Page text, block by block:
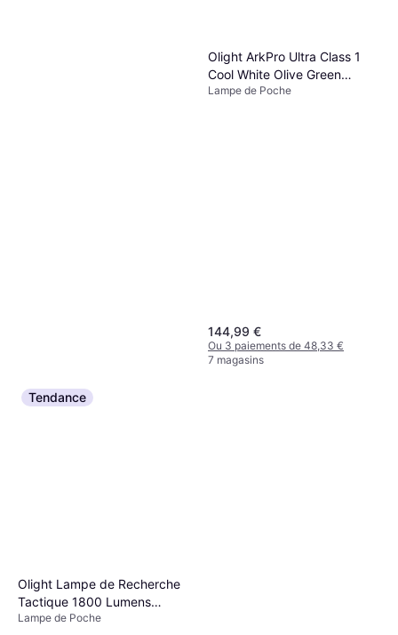
350 lm 157 g
Lampe de Poche, Étanche, Lumen:
350, Plage: 140 m, Poids: 205g
14,99 €
Ou 3 paiements de 4,99 €
Olight ArkPro Ultra Class 1
Cool White Olive Green
Lampe de Poche 1700
Lampe de Poche
144,99 €
Ou 3 paiements de 48,33 €
7 magasins
Tendance
Olight Lampe de Recherche
Tactique 1800 Lumens
Javelot Turbo 2
Lampe de Poche